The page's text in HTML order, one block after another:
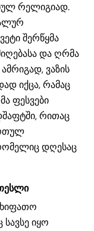
რელიგიად.
შერწყმა
და ღრმა
ვაზის
იქცა, რამაც
ფესვები
რითაც
დღესაც
იყო